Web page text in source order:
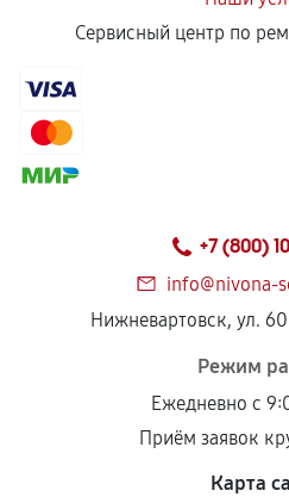
Сервисный центр по
+7 (800)
info@nivona-
Нижневартовск, ул.
Режим
Ежедневно с
Приём заявок
Карта